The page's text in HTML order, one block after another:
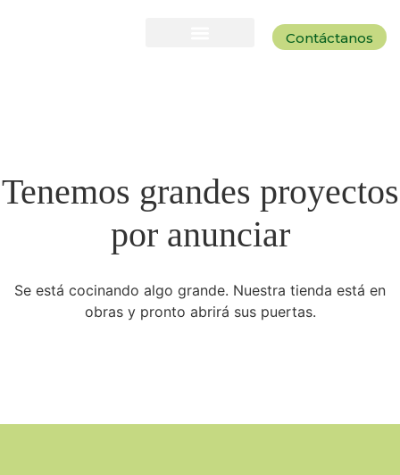
Contáctanos
Tenemos grandes proyectos
por anunciar
Se está cocinando algo grande. Nuestra tienda está en
obras y pronto abrirá sus puertas.